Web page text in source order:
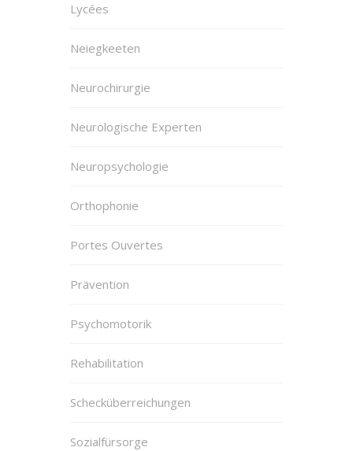
Lycées
Neiegkeeten
Neurochirurgie
Neurologische Experten
Neuropsychologie
Orthophonie
Portes Ouvertes
Prävention
Psychomotorik
Rehabilitation
Schecküberreichungen
Sozialfürsorge